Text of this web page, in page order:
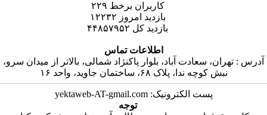
کاربران برخط۲۲۹
بازدید امروز۱۲۲۳۲
بازدید کل ۴۴۸۵۷۹۵۲
اطلاعات تماس
: تهران، سعادت آباد، بلوار پاکنژاد شمالی، بالاتر از میدان سرو،
نبش کوچه ندا، پلاک ۶۸، ساختمان جاوید، واحد ۱۶
پست الکترونیک: yektaweb-AT-gmail.com
توجه